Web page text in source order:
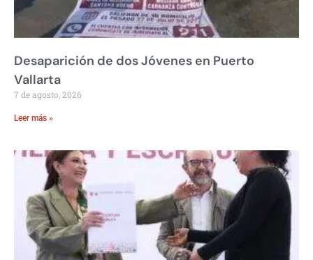
Desaparición de dos Jóvenes en Puerto
Vallarta
7 de agosto, 2026
Leer más »